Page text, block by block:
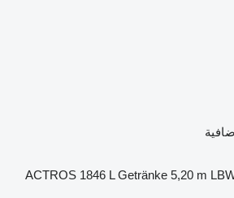
ACTROS 1846 L Getränke 5,20 m